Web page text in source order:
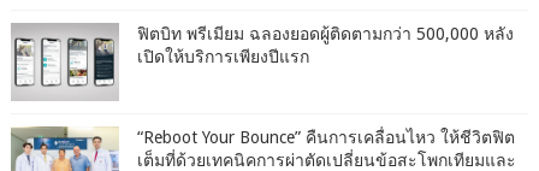
ฟิตบิท พรีเมียม ฉลองยอดผู้ติดตามกว่า 500,000 หลัง
เปิดให้บริการเพียงปีแรก
“Reboot Your Bounce” คืนการเคลื่อนไหว ให้ชีวิตฟิต
เต็มที่ด้วยเทคนิคการผ่าตัดเปลี่ยนข้อสะโพกเทียมและ